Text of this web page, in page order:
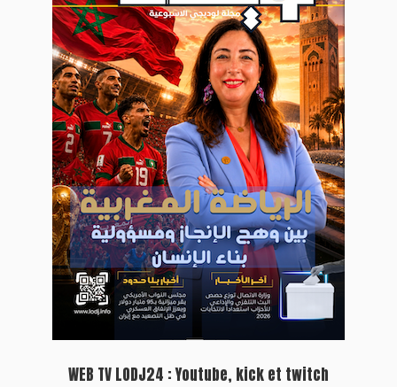
WEB TV LODJ24 : Youtube, kick et twitch